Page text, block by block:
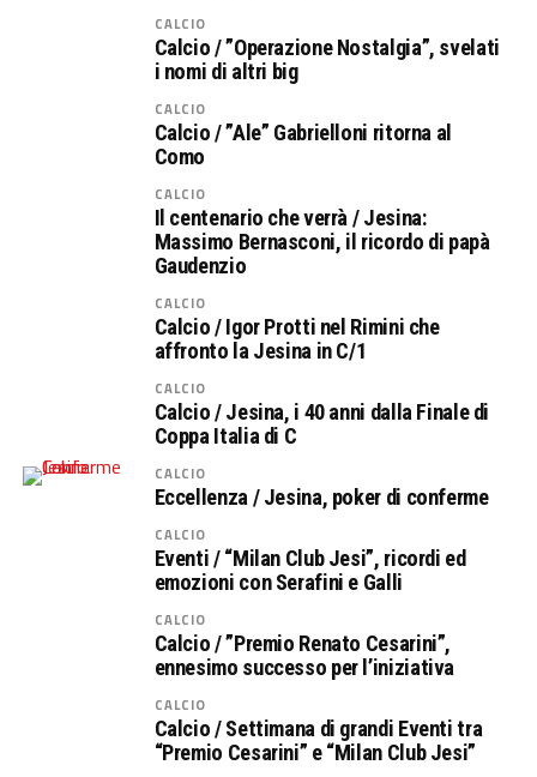
CALCIO
Calcio / ”Operazione Nostalgia”, svelati
i nomi di altri big
CALCIO
Calcio / ”Ale” Gabrielloni ritorna al
Como
CALCIO
Il centenario che verrà / Jesina:
Massimo Bernasconi, il ricordo di papà
Gaudenzio
CALCIO
Calcio / Igor Protti nel Rimini che
affronto la Jesina in C/1
CALCIO
Calcio / Jesina, i 40 anni dalla Finale di
Coppa Italia di C
CALCIO
Eccellenza / Jesina, poker di conferme
CALCIO
Eventi / “Milan Club Jesi”, ricordi ed
emozioni con Serafini e Galli
CALCIO
Calcio / ”Premio Renato Cesarini”,
ennesimo successo per l’iniziativa
CALCIO
Calcio / Settimana di grandi Eventi tra
“Premio Cesarini” e “Milan Club Jesi”